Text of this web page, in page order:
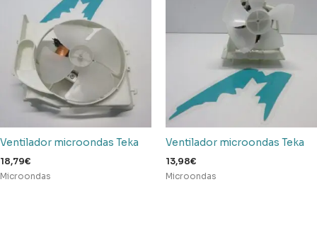
Ventilador microondas Teka
18,79€
Microondas
Ventilador microondas Teka
13,98€
Microondas